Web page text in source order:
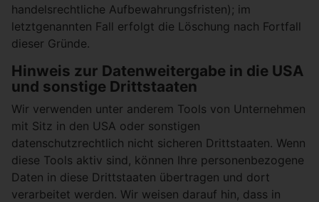
handelsrechtliche Aufbewahrungsfristen); im
letztgenannten Fall erfolgt die Löschung nach Fortfall
dieser Gründe.
Hinweis zur Datenweitergabe in die USA
und sonstige Drittstaaten
Wir verwenden unter anderem Tools von Unternehmen
mit Sitz in den USA oder sonstigen
datenschutzrechtlich nicht sicheren Drittstaaten. Wenn
diese Tools aktiv sind, können Ihre personenbezogene
Daten in diese Drittstaaten übertragen und dort
verarbeitet werden. Wir weisen darauf hin, dass in